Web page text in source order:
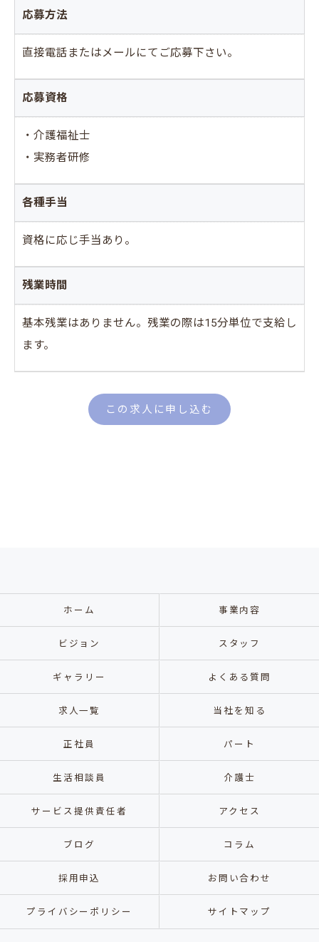
応募方法
直接電話またはメールにてご応募下さい。
応募資格
・介護福祉士
・実務者研修
各種手当
資格に応じ手当あり。
残業時間
基本残業はありません。残業の際は15分単位で支給し
ます。
この求人に申し込む
ホーム 事業内容
ビジョン スタッフ
ギャラリー よくある質問
求人一覧 当社を知る
正社員 パート
生活相談員 介護士
サービス提供責任者 アクセス
ブログ コラム
採用申込 お問い合わせ
プライバシーポリシー サイトマップ